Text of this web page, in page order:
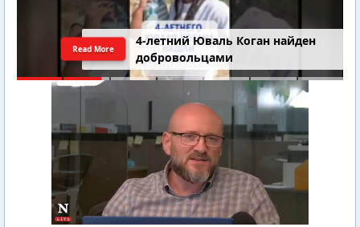
4-летний Юваль Коган найден
добровольцами
Read More